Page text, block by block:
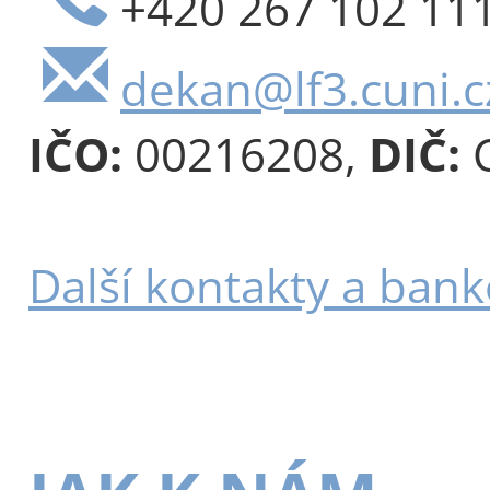
IČO: 00216208, DIČ:
Další kontakty a